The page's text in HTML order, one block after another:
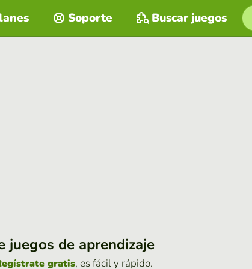
Soporte Buscar juegos
juegos de aprendizaje
gratis, es fácil y rápido.